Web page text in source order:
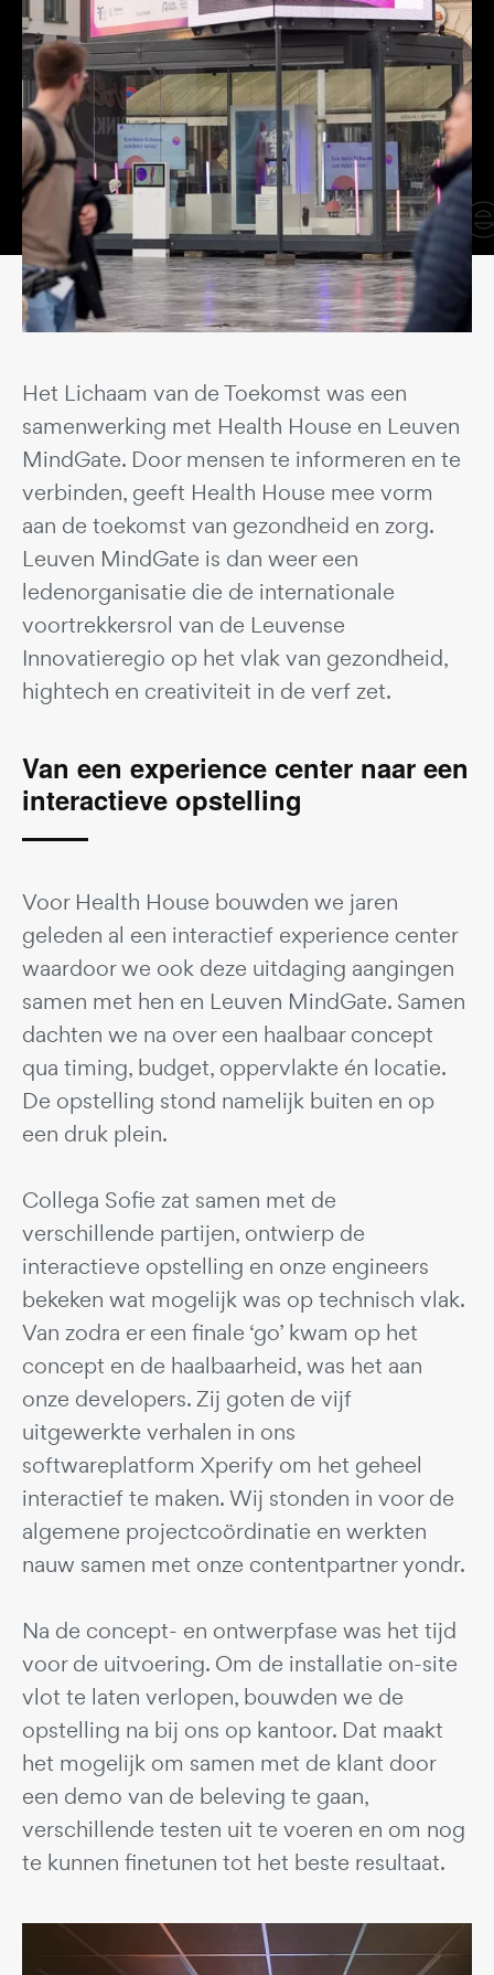
Het Lichaam van de Toekomst was een
samenwerking met Health House en Leuven
MindGate. Door mensen te informeren en te
verbinden, geeft Health House mee vorm
aan de toekomst van gezondheid en zorg.
Leuven MindGate is dan weer een
ledenorganisatie die de internationale
voortrekkersrol van de Leuvense
Innovatieregio op het vlak van gezondheid,
hightech en creativiteit in de verf zet.
Van een experience center naar een
interactieve opstelling
Voor Health House bouwden we jaren
geleden al een interactief experience center
waardoor we ook deze uitdaging aangingen
samen met hen en Leuven MindGate. Samen
dachten we na over een haalbaar concept
qua timing, budget, oppervlakte én locatie.
De opstelling stond namelijk buiten en op
een druk plein.
Collega Sofie zat samen met de
verschillende partijen, ontwierp de
interactieve opstelling en onze engineers
bekeken wat mogelijk was op technisch vlak.
Van zodra er een finale ‘go’ kwam op het
concept en de haalbaarheid, was het aan
onze developers. Zij goten de vijf
uitgewerkte verhalen in ons
softwareplatform Xperify om het geheel
interactief te maken. Wij stonden in voor de
algemene projectcoördinatie en werkten
nauw samen met onze contentpartner yondr.
Na de concept- en ontwerpfase was het tijd
voor de uitvoering. Om de installatie on-site
vlot te laten verlopen, bouwden we de
opstelling na bij ons op kantoor. Dat maakt
het mogelijk om samen met de klant door
een demo van de beleving te gaan,
verschillende testen uit te voeren en om nog
te kunnen finetunen tot het beste resultaat.